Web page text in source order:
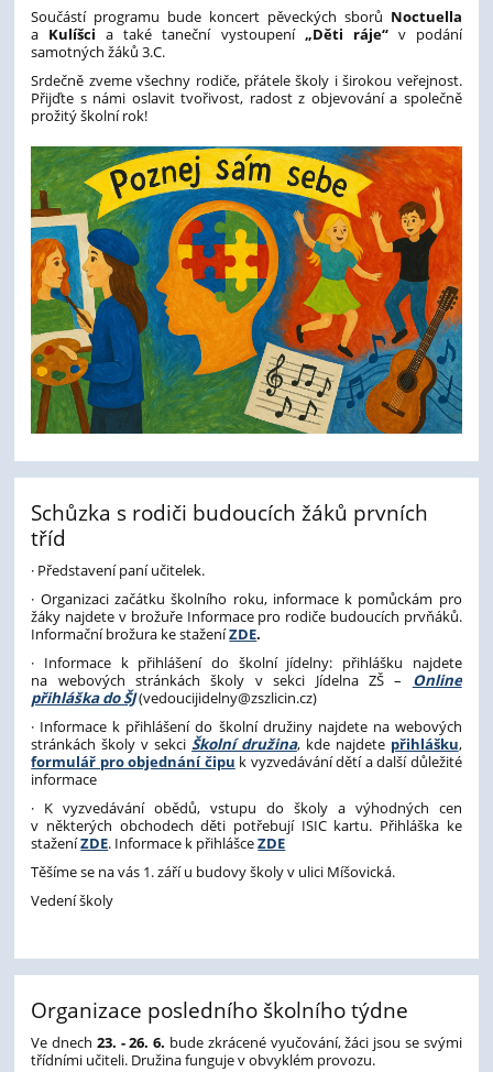
Součástí programu bude koncert pěveckých sborů Noctuella
a Kulíšci a také taneční vystoupení „Děti ráje“v podání
samotných žáků 3.C.
Srdečně zveme všechny rodiče, přátele školy i širokou veřejnost.
Přijďte s námi oslavit tvořivost, radost z objevování a společně
prožitý školní rok!
Schůzka s rodiči budoucích žáků prvních
tříd
· Představení paní učitelek.
· Organizaci začátku školního roku, informace k pomůckám pro
žáky najdete v brožuře Informace pro rodiče budoucích prvňáků.
Informační brožura ke staženíZDE.
· Informace k přihlášení do školní jídelny: přihlášku najdete
na webových stránkách školy v sekci Jídelna ZŠ – Online
přihláška do ŠJ(vedoucijidelny@zszlicin.cz)
· Informace k přihlášení do školní družiny najdete na webových
stránkách školy v sekci Školní družina, kde najdete přihlášku,
formulář pro objednání čipu k vyzvedávání dětí a další důležité
informace
· K vyzvedávání obědů, vstupu do školy a výhodných cen
v některých obchodech děti potřebují ISIC kartu. Přihláška ke
staženíZDE. Informace k přihlášceZDE
Těšíme se na vás 1. září u budovy školy v ulici Míšovická.
Vedení školy
Organizace posledního školního týdne
Ve dnech 23. - 26. 6. bude zkrácené vyučování, žáci jsou se svými
třídními učiteli. Družina funguje v obvyklém provozu.